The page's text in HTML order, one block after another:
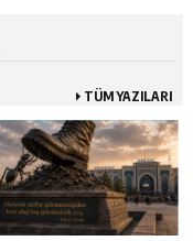
TÜM YAZILARI